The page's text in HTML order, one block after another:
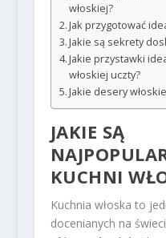
włoskiej?
Jak przygotować
Jakie są sekrety
Jakie przystawki
włoskiej uczty?
Jakie desery
JAKIE SĄ
KUCHNI
Kuchnia włoska to
docenianych na